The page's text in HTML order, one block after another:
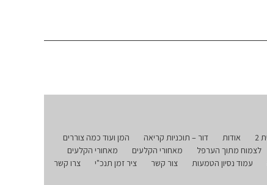
אודות דור – תוכניות קריאה
המן ועוד כמה צוררים
לצמוח מתוך הערפל מאחורי הקלעים
מאחורי הקלעים
עמוד נסיון הטמעות צור קשר ציר זמן תנכ"י
צרו קשר